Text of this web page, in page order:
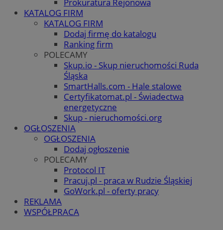
KATALOG FIRM
KATALOG FIRM
Dodaj firmę do katalogu
Ranking firm
POLECAMY
Skup.io - Skup nieruchomości Ruda
Śląska
SmartHalls.com - Hale stalowe
Certyfikatomat.pl - Świadectwa
energetyczne
Skup - nieruchomości.org
OGŁOSZENIA
OGŁOSZENIA
Dodaj ogłoszenie
POLECAMY
Protocol IT
Pracuj.pl - praca w Rudzie Śląskiej
GoWork.pl - oferty pracy
REKLAMA
WSPÓŁPRACA